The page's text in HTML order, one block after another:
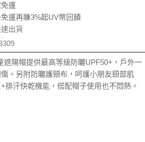
運
免運再賺3%起UV幣回饋
出貨
遮陽帽提供最高等級防曬UPF50+，戶外一
。另附防曬護頸布，呵護小朋友頸部肌
排汗快乾機能，搭配帽子使用也不悶熱。